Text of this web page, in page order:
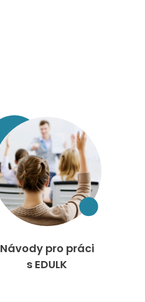
Návody pro práci
s EDULK